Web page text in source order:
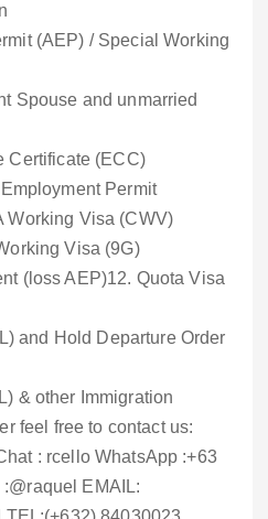
(AEP) / Special Working
Spouse and unmarried
Certificate (ECC)
Permit
Working Visa (CWV)
Visa (9G)
(loss AEP)12. Quota Visa
and Hold Departure Order
& other Immigration
feel free to contact us:
: rcello WhatsApp :+63
EMAIL: